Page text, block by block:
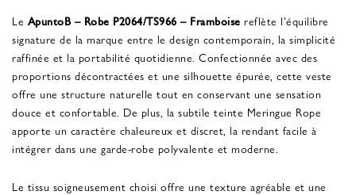
Le ApuntoB – Robe P2064/TS966 – Framboise reflète l'équilibre
signature de la marque entre le design contemporain, la simplicité
raffinée et la portabilité quotidienne. Confectionnée avec des
proportions décontractées et une silhouette épurée, cette veste
offre une structure naturelle tout en conservant une sensation
douce et confortable. De plus, la subtile teinte Meringue Rope
apporte un caractère chaleureux et discret, la rendant facile à
intégrer dans une garde-robe polyvalente et moderne.
Le tissu soigneusement choisi offre une texture agréable et une